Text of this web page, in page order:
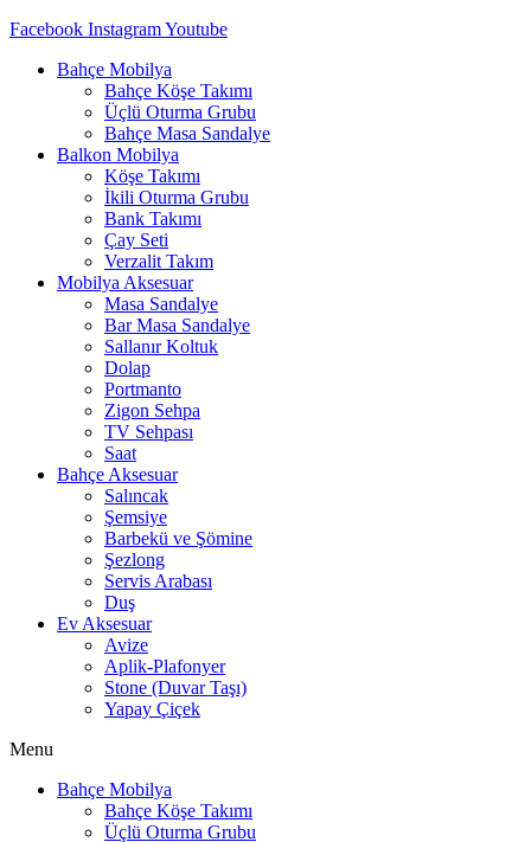
Facebook InstagramYoutube
Bahçe Mobilya
Bahçe Köşe Takımı
Üçlü Oturma Grubu
Bahçe Masa Sandalye
Balkon Mobilya
Köşe Takımı
İkili Oturma Grubu
Bank Takımı
Çay Seti
Verzalit Takım
Mobilya Aksesuar
Masa Sandalye
Bar Masa Sandalye
Sallanır Koltuk
Dolap
Portmanto
Zigon Sehpa
TV Sehpası
Saat
Bahçe Aksesuar
Salıncak
Şemsiye
Barbekü ve Şömine
Şezlong
Servis Arabası
Duş
Ev Aksesuar
Avize
Aplik-Plafonyer
Stone (Duvar Taşı)
Yapay Çiçek
Menu
Bahçe Mobilya
Bahçe Köşe Takımı
Üçlü Oturma Grubu